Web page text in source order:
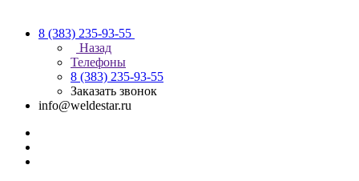
8 (383) 235-93-55
Назад
Телефоны
8 (383) 235-93-55
Заказать звонок
info@weldestar.ru